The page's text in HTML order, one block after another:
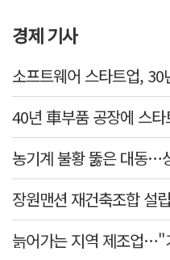
경제 기사
장원맨션 재건축조합 설